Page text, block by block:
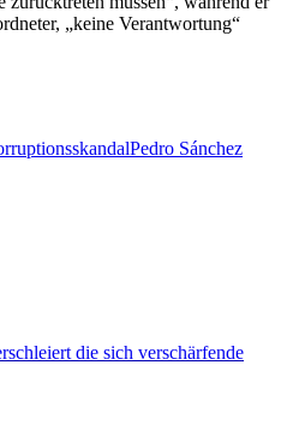
„keine Verantwortung“
Pedro Sánchez
die sich verschärfende